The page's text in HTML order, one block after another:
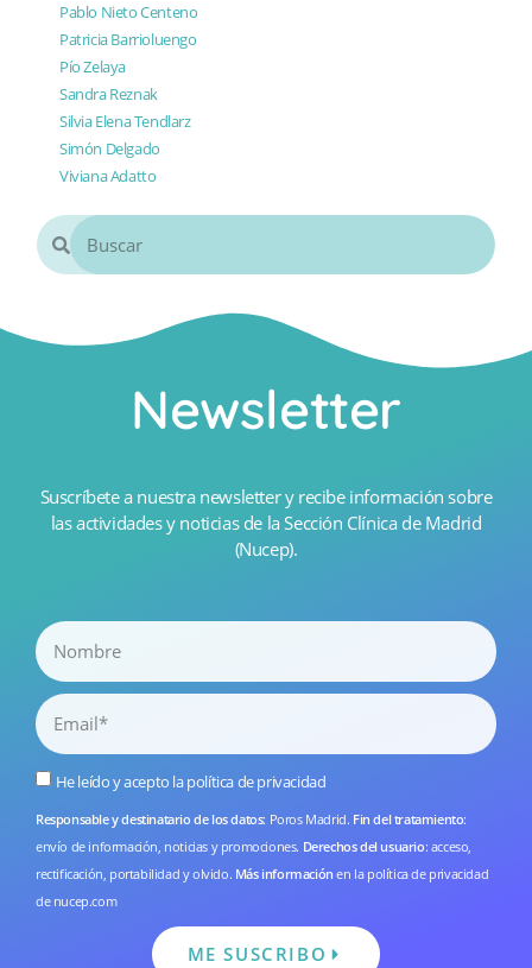
Pablo Nieto Centeno
Patricia Barrioluengo
Pío Zelaya
Sandra Reznak
Silvia Elena Tendlarz
Simón Delgado
Viviana Adatto
Newsletter
Suscríbete a nuestra newsletter y recibe información sobre
las actividades y noticias de la Sección Clínica de Madrid
(Nucep).
He leído y acepto lapolítica de privacidad
Responsable y destinatario de los datos: Poros Madrid. Fin del tratamiento:
envío de información, noticias y promociones. Derechos del usuario: acceso,
rectificación, portabilidad y olvido. Más información en la política de privacidad
de nucep.com
ME SUSCRIBO